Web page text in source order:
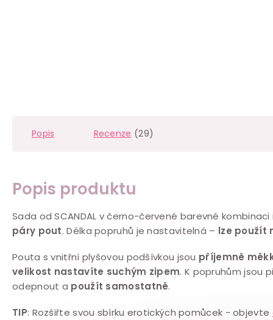
Popis Recenze (29)
Popis produktu
Sada od SCANDAL v černo-červené barevné kombinaci
páry pout. Délka popruhů je nastavitelná – lze použít
Pouta s vnitřní plyšovou podšívkou jsou příjemně
velikost nastavíte suchým zipem. K popruhům jsou
odepnout a použít samostatně.
TIP: Rozšiřte svou sbírku erotických pomůcek - objevte